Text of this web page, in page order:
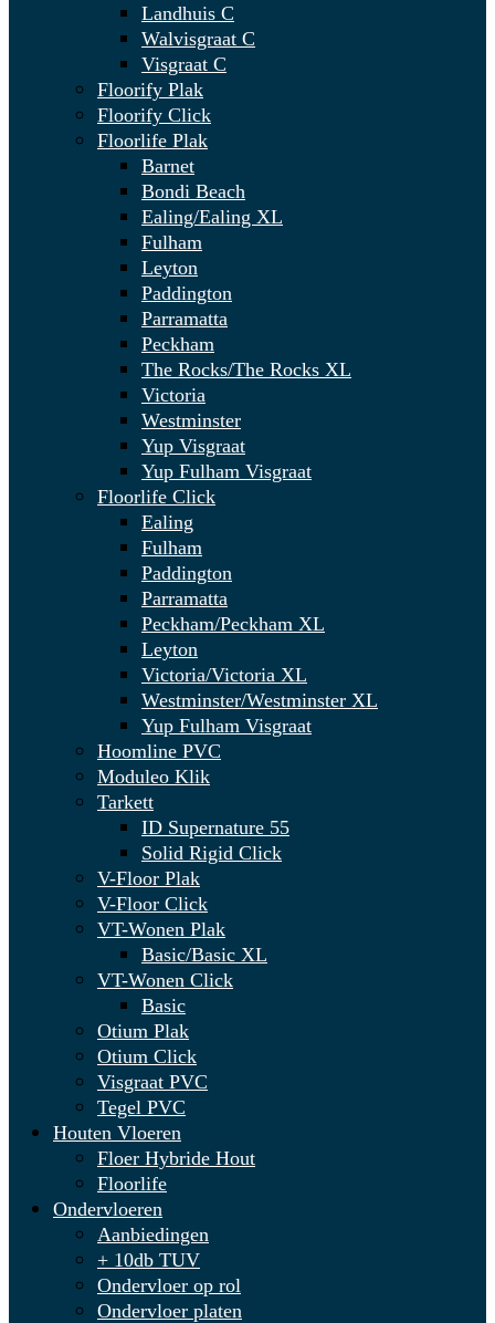
Landhuis C
Walvisgraat C
Visgraat C
Floorify Plak
Floorify Click
Floorlife Plak
Barnet
Bondi Beach
Ealing/Ealing XL
Fulham
Leyton
Paddington
Parramatta
Peckham
The Rocks/The Rocks XL
Victoria
Westminster
Yup Visgraat
Yup Fulham Visgraat
Floorlife Click
Ealing
Fulham
Paddington
Parramatta
Peckham/Peckham XL
Leyton
Victoria/Victoria XL
Westminster/Westminster XL
Yup Fulham Visgraat
Hoomline PVC
Moduleo Klik
Tarkett
ID Supernature 55
Solid Rigid Click
V-Floor Plak
V-Floor Click
VT-Wonen Plak
Basic/Basic XL
VT-Wonen Click
Basic
Otium Plak
Otium Click
Visgraat PVC
Tegel PVC
Houten Vloeren
Floer Hybride Hout
Floorlife
Ondervloeren
Aanbiedingen
+ 10db TUV
Ondervloer op rol
Ondervloer platen